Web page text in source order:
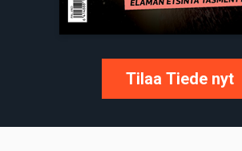
Tilaa Tiede nyt